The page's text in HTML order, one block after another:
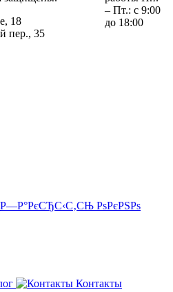
18
пер., 35
– Пт.: с 9:00
до 18:00
Р—Р°РєСЂС‹С‚СЊ РѕРєРЅРѕ
Контакты